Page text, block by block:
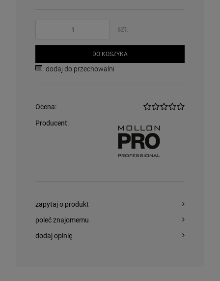
szt.
DO KOSZYKA
dodaj do przechowalni
Ocena:
Producent:
zapytaj o produkt
poleć znajomemu
dodaj opinię